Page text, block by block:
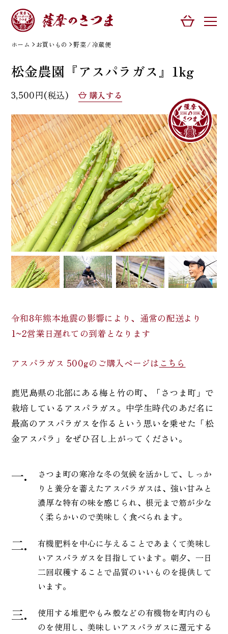
ホーム お買いもの 野菜 冷蔵便
松金農園『アスパラガス』1kg
3,500円(税込) 購入する
令和8年熊本地震の影響により、通常の配送より
1~2営業日遅れての到着となります
アスパラガス 500gのご購入ページは こちら
鹿児島県の北部にある梅と竹の町、「さつま町」で
栽培しているアスパラガス。中学生時代のあだ名に
最高のアスパラガスを作るという思いを乗せた「松
金アスパラ」をぜひ召し上がってください。
さつま町の寒冷な冬の気候を活かして、しっか
りと養分を蓄えたアスパラガスは、強い甘みと
濃厚な特有の味を感じられ、根元まで筋が少な
く柔らかいので美味しく食べられます。
有機肥料を中心に与えることであまくて美味し
いアスパラガスを目指しています。朝夕、一日
二回収穫することで品質のいいものを提供して
います。
使用する堆肥やもみ殻などの有機物を町内のも
のを使用し、美味しいアスパラガスに還元する